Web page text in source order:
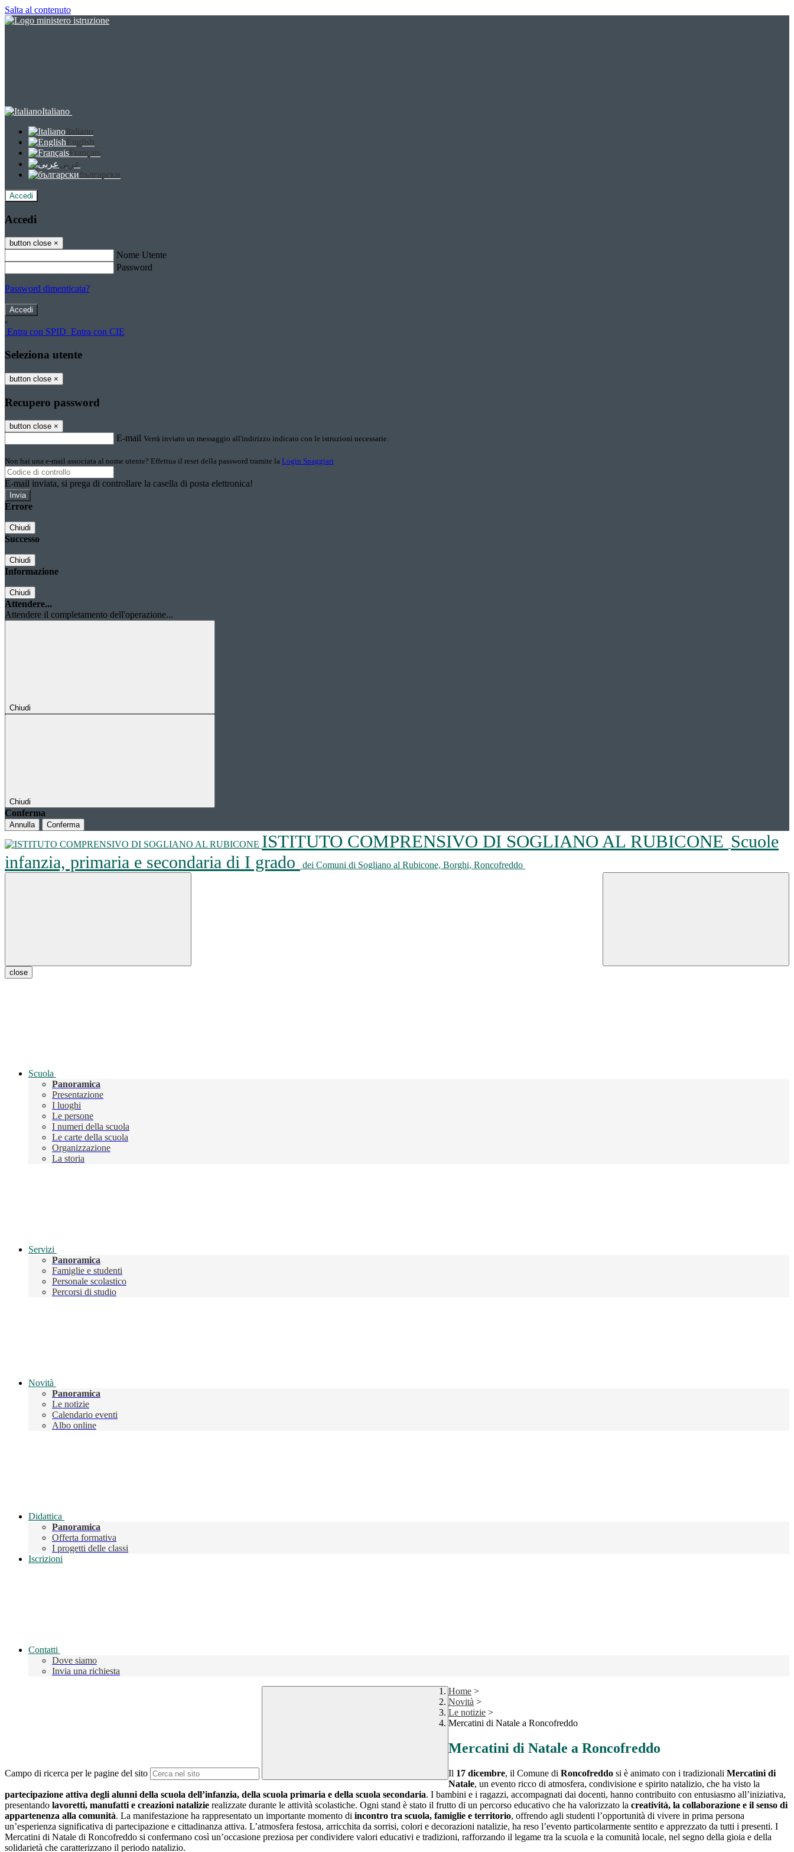
Salta al contenuto
Italiano
Italiano
English
Français
عربى
български
Accedi
Accedi
button close ×
Nome Utente
Password
Password dimenticata?
-
Entra con SPID Entra con CIE
Seleziona utente
button close ×
Recupero password
button close ×
E-mail Verrà inviato un messaggio all'indirizzo indicato con le istruzioni necessarie.
Non hai una e-mail associata al nome utente? Effettua il reset della password tramite la Login Spaggiari
E-mail inviata, si prega di controllare la casella di posta elettronica!
Errore
Chiudi
Successo
Chiudi
Informazione
Chiudi
Attendere...
Attendere il completamento dell'operazione...
Chiudi
Chiudi
Conferma
Annulla Conferma
ISTITUTO COMPRENSIVO DI SOGLIANO AL RUBICONE Scuole
infanzia, primaria e secondaria di I grado
dei Comuni di Sogliano al Rubicone, Borghi, Roncofreddo
close
Scuola
Panoramica
Presentazione
I luoghi
Le persone
I numeri della scuola
Le carte della scuola
Organizzazione
La storia
Servizi
Panoramica
Famiglie e studenti
Personale scolastico
Percorsi di studio
Novità
Panoramica
Le notizie
Calendario eventi
Albo online
Didattica
Panoramica
Offerta formativa
I progetti delle classi
Iscrizioni
Contatti
Dove siamo
Invia una richiesta
Campo di ricerca per le pagine del sito
Home >
Novità >
Le notizie >
Mercatini di Natale a Roncofreddo
Mercatini di Natale a Roncofreddo
Il 17 dicembre, il Comune di Roncofreddo si è animato con i tradizionali Mercatini di
Natale, un evento ricco di atmosfera, condivisione e spirito natalizio, che ha visto la
partecipazione attiva degli alunni della scuola dell’infanzia, della scuola primaria e della scuola secondaria. I bambini e i ragazzi, accompagnati dai docenti, hanno contribuito con entusiasmo all’iniziativa,
presentando lavoretti, manufatti e creazioni natalizie realizzate durante le attività scolastiche. Ogni stand è stato il frutto di un percorso educativo che ha valorizzato la creatività, la collaborazione e il senso di
appartenenza alla comunità. La manifestazione ha rappresentato un importante momento di incontro tra scuola, famiglie e territorio, offrendo agli studenti l’opportunità di vivere in prima persona
un’esperienza significativa di partecipazione e cittadinanza attiva. L’atmosfera festosa, arricchita da sorrisi, colori e decorazioni natalizie, ha reso l’evento particolarmente sentito e apprezzato da tutti i presenti. I
Mercatini di Natale di Roncofreddo si confermano così un’occasione preziosa per condividere valori educativi e tradizioni, rafforzando il legame tra la scuola e la comunità locale, nel segno della gioia e della
solidarietà che caratterizzano il periodo natalizio.